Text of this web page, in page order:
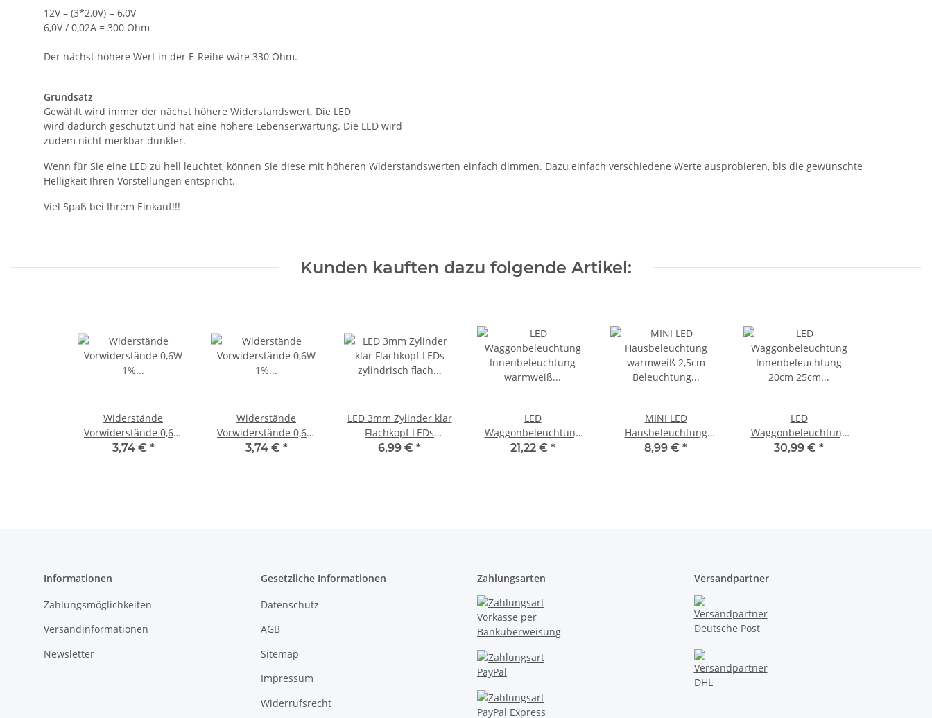
12V – (3*2,0V) = 6,0V
6,0V / 0,02A = 300 Ohm
Der nächst höhere Wert in der E-Reihe wäre 330 Ohm.
Grundsatz
Gewählt wird immer der nächst höhere Widerstandswert. Die LED
wird dadurch geschützt und hat eine höhere Lebenserwartung. Die LED wird
zudem nicht merkbar dunkler.
Wenn für Sie eine LED zu hell leuchtet, können Sie diese mit höheren Widerstandswerten einfach dimmen. Dazu einfach verschiedene Werte ausprobieren, bis die gewünschte
Helligkeit Ihren Vorstellungen entspricht.
Viel Spaß bei Ihrem Einkauf!!!
Kunden kauften dazu folgende Artikel:
Widerstände
Vorwiderstände 0,6W
1% Metallschicht
3,74 € *
Widerstände
Vorwiderstände 0,6W
1% Metallschicht
3,74 € *
LED 3mm Zylinder klar
Flachkopf LEDs
zylindrisch flach Flat 10
6,99 € *
LED
Waggonbeleuchtung
Innenbeleuchtung
21,22 € *
MINI LED
Hausbeleuchtung
warmweiß 2,5cm
8,99 € *
LED
Waggonbeleuchtung
Innenbeleuchtung
30,99 € *
Informationen
Zahlungsmöglichkeiten
Versandinformationen
Newsletter
Gesetzliche Informationen
Datenschutz
AGB
Sitemap
Impressum
Widerrufsrecht
Zahlungsarten Versandpartner